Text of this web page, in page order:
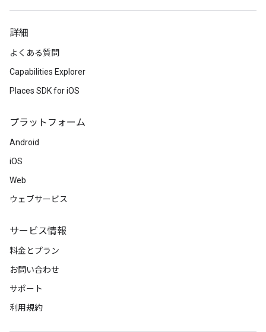
詳細
よくある質問
Capabilities Explorer
Places SDK for iOS
プラットフォーム
Android
iOS
Web
ウェブサービス
サービス情報
料金とプラン
お問い合わせ
サポート
利用規約